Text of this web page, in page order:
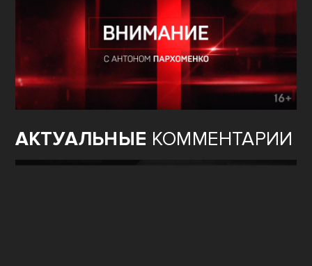
АКТУАЛЬНЫЕ КОММЕНТАРИИ